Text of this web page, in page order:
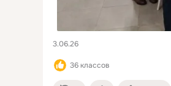
36 классов